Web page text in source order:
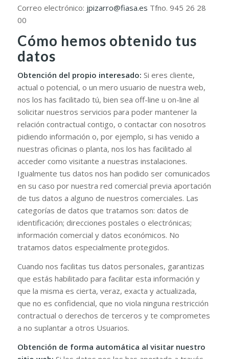
Correo electrónico: jpizarro@fiasa.es Tfno. 945 26 28
00
Cómo hemos obtenido tus
datos
Obtención del propio interesado: Si eres cliente,
actual o potencial, o un mero usuario de nuestra web,
nos los has facilitado tú, bien sea off-line u on-line al
solicitar nuestros servicios para poder mantener la
relación contractual contigo, o contactar con nosotros
pidiendo información o, por ejemplo, si has venido a
nuestras oficinas o planta, nos los has facilitado al
acceder como visitante a nuestras instalaciones.
Igualmente tus datos nos han podido ser comunicados
en su caso por nuestra red comercial previa aportación
de tus datos a alguno de nuestros comerciales. Las
categorías de datos que tratamos son: datos de
identificación; direcciones postales o electrónicas;
información comercial y datos económicos. No
tratamos datos especialmente protegidos.
Cuando nos facilitas tus datos personales, garantizas
que estás habilitado para facilitar esta información y
que la misma es cierta, veraz, exacta y actualizada,
que no es confidencial, que no viola ninguna restricción
contractual o derechos de terceros y te comprometes
a no suplantar a otros Usuarios.
Obtención de forma automática al visitar nuestro